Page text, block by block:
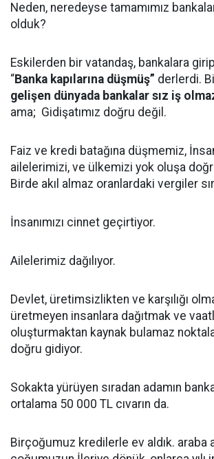
Neden, neredeyse tamamımız
olduk?
Eskilerden bir vatandaş, bankalara girip
“Banka kapılarına düşmüş” derlerdi.
gelişen dünyada bankalar sız iş
ama; Gidişatımız doğru değil.
Faiz ve kredi batağına düşmemiz,
ailelerimizi, ve ülkemizi yok oluşa
Birde akıl almaz oranlardaki vergiler
İnsanımızı cinnet geçirtiyor.
Ailelerimiz dağılıyor.
Devlet, üretimsizlikten ve karşılığı
üretmeyen insanlara dağıtmak ve
oluşturmaktan kaynak bulamaz
doğru gidiyor.
Sokakta yürüyen sıradan adamın
ortalama 50 000 TL cıvarın da.
Birçoğumuz kredilerle ev aldık. araba